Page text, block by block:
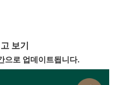
보기
으로 업데이트됩니다.